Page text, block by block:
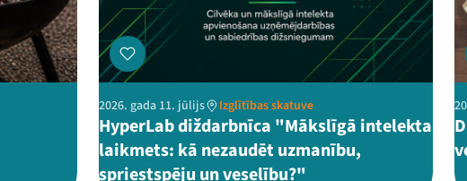
2026. gada 11. jūlijs Izglītības skatuve
HyperLab diždarbnīca "Mākslīgā intelekta
laikmets: kā nezaudēt uzmanību,
spriestspēju un veselību?"